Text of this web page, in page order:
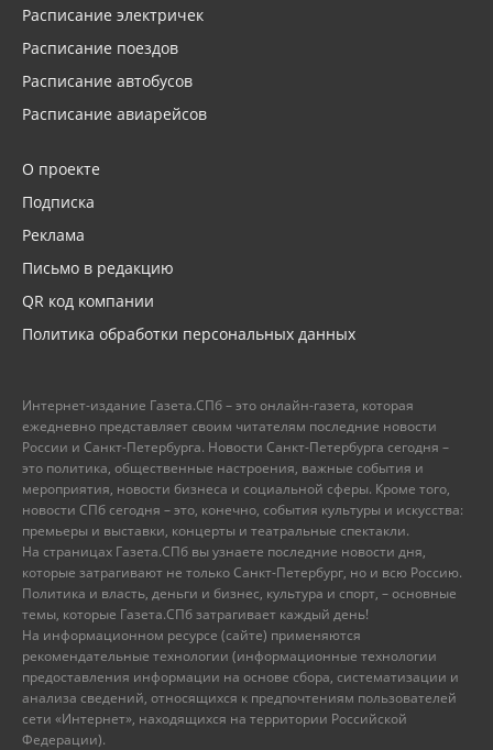
Расписание электричек
Расписание поездов
Расписание автобусов
Расписание авиарейсов
О проекте
Подписка
Реклама
Письмо в редакцию
QR код компании
Политика обработки персональных данных
Интернет-издание Газета.СПб – это онлайн-газета, которая
ежедневно представляет своим читателям последние новости
России и Санкт-Петербурга. Новости Санкт-Петербурга сегодня –
это политика, общественные настроения, важные события и
мероприятия, новости бизнеса и социальной сферы. Кроме того,
новости СПб сегодня – это, конечно, события культуры и искусства:
премьеры и выставки, концерты и театральные спектакли.
На страницах Газета.СПб вы узнаете последние новости дня,
которые затрагивают не только Санкт-Петербург, но и всю Россию.
Политика и власть, деньги и бизнес, культура и спорт, – основные
темы, которые Газета.СПб затрагивает каждый день!
На информационном ресурсе (сайте) применяются
рекомендательные технологии (информационные технологии
предоставления информации на основе сбора, систематизации и
анализа сведений, относящихся к предпочтениям пользователей
сети «Интернет», находящихся на территории Российской
Федерации).